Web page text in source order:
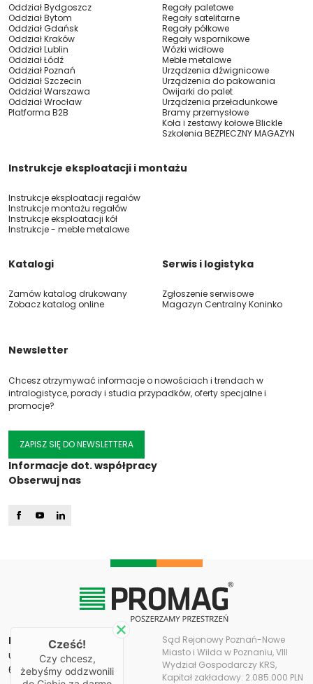
Oddział Bydgoszcz
Oddział Bytom
Oddział Gdańsk
Oddział Kraków
Oddział Lublin
Oddział Łódź
Oddział Poznań
Oddział Szczecin
Oddział Warszawa
Oddział Wrocław
Platforma B2B
Regały paletowe
Regały satelitarne
Regały półkowe
Regały wspornikowe
Wózki widłowe
Meble metalowe
Urządzenia dźwignicowe
Urządzenia do pakowania
Owijarki do palet
Urządzenia przeładunkowe
Bramy przemysłowe
Koła i zestawy kołowe Blickle
Szkolenia BEZPIECZNY MAGAZYN
Katalogi
Zamów katalog drukowany
Zobacz katalog online
Instrukcje eksploatacji i montażu
Instrukcje eksploatacji regałów
Instrukcje montażu regałów
Instrukcje eksploatacji kół
Instrukcje - meble metalowe
Serwis i logistyka
Zgłoszenie serwisowe
Magazyn Centralny Koninko
Newsletter
Chcesz otrzymywać informacje o nowościach i trendach w
intralogistyce, porady i studia przypadków, oferty specjalne i
promocje?
ZAPISZ SIĘ DO NEWSLETTERA
Informacje dot. współpracy
Obserwuj nas
PROMAG S.A.
ul. Romana Maya 11
61-371 Poznań
Sąd Rejonowy Poznań-Nowe
Miasto i Wilda w Poznaniu, VIII
Wydział Gospodarczy KRS,
Kapitał zakładowy: 2.085.000 PLN
Cześć!
Czy chcesz,
żebyśmy oddzwonili